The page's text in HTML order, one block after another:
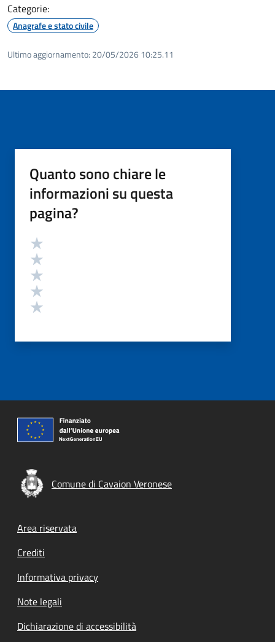
Categorie:
Anagrafe e stato civile
Ultimo aggiornamento: 20/05/2026 10:25.11
Quanto sono chiare le
informazioni su questa
pagina?
Valutazione
Comune di Cavaion Veronese
Footer menu
Area riservata
Crediti
Informativa privacy
Note legali
Dichiarazione di accessibilità